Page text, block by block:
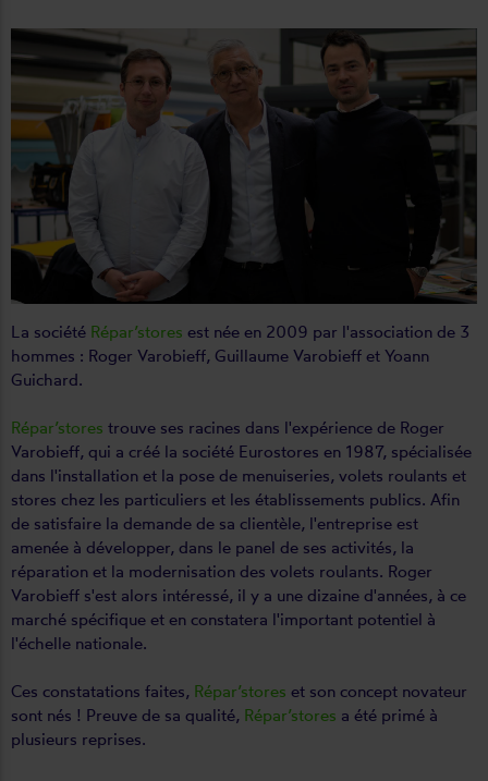
La société Répar’stores est née en 2009 par l'association de 3
hommes : Roger Varobieff, Guillaume Varobieff et Yoann
Guichard.
Répar’stores trouve ses racines dans l'expérience de Roger
Varobieff, qui a créé la société Eurostores en 1987, spécialisée
dans l'installation et la pose de menuiseries, volets roulants et
stores chez les particuliers et les établissements publics. Afin
de satisfaire la demande de sa clientèle, l'entreprise est
amenée à développer, dans le panel de ses activités, la
réparation et la modernisation des volets roulants. Roger
Varobieff s'est alors intéressé, il y a une dizaine d'années, à ce
marché spécifique et en constatera l'important potentiel à
l'échelle nationale.
Ces constatations faites, Répar’stores et son concept novateur
sont nés ! Preuve de sa qualité, Répar’stores a été primé à
plusieurs reprises.